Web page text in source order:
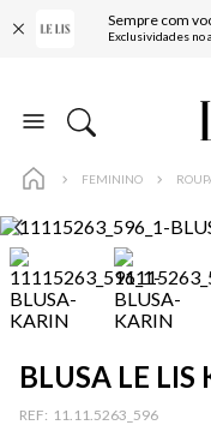
Sempre com
Exclusividades no
FEMININO
BLUSA LE
: 11.11.5263_596